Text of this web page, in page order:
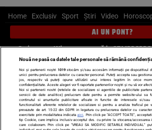
Home Exclusiv Sport Știri Video
AI UN PONT?
Scrie-ne pe Whatsapp, sună la
pont@cancan.ro
Știri interne Știri externe
Ultimele stiri
Diete Insula Iubirii Dictionar
Horoscop
Echipa editorială
Termeni si condiții
Nouă ne pasă ca datele tale personale să rămână
Noi și partenerii noștri 1019stocăm și/sau accesăm informații pe dispozitivul
unici pentru prelucrarea datelor cu caracter personal. Puteți accepta sau
jos, respectiv vă puteți opune utilizării unui interes legitim în orice
confidențialitate. Aceste alegeri vor fi raportate partenerilor noștri și nu vă vor
Noi si partenerii nostri (retelele de socializare si agentiile de publicitate
servicii de date analitice) prelucram date pentru a permite website-ului sa
continutul si anunturile publicitare afisate in functie de interesele si/
functionalitati aferente retelelor de socializare si pentru a analiza traficul pe
prevazute de art. 15-22 din GDPR in legatura cu prelucrarea datelor cu
exercitate prin modalitatea indicataaici . Prin click pe “ACCEPT TOATE”,
tip Cookie, care implica inclusiv acceptul dvs. cu privire la stocarea/accesarea
care colaboram. Prin click pe “VREAU SA MODIFIC SETARILE INDIVIDUAL”